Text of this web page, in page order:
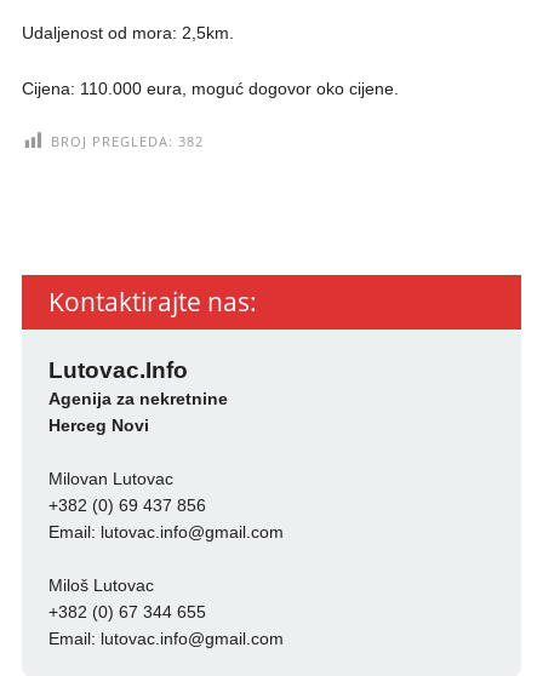
Udaljenost od mora: 2,5km.
Cijena: 110.000 eura, moguć dogovor oko cijene.
BROJ PREGLEDA: 382
Kontaktirajte nas:
Lutovac.Info
Agenija za nekretnine
Herceg Novi
Milovan Lutovac
+382 (0) 69 437 856
Email: lutovac.info@gmail.com
Miloš Lutovac
+382 (0) 67 344 655
Email: lutovac.info@gmail.com